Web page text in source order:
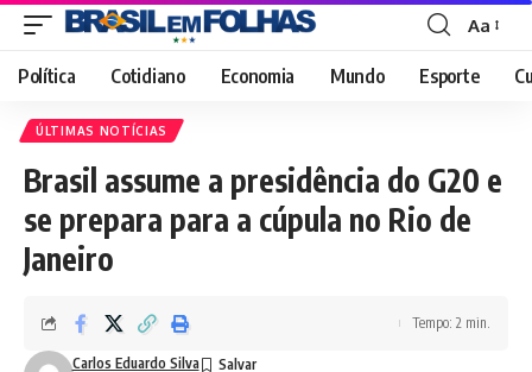
Font
Resizer
Aa
Política Cotidiano Economia Mundo Esporte
ÚLTIMAS NOTÍCIAS
Brasil assume a presidência do G20 e
se prepara para a cúpula no Rio de
Janeiro
Carlos Eduardo Silva
Tempo: 2 min.